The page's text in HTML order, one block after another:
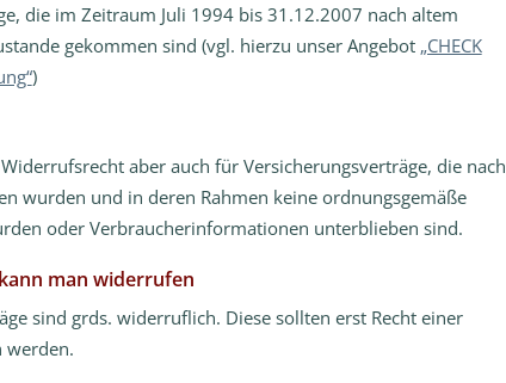
die im Zeitraum Juli 1994 bis 31.12.2007 nach altem
gekommen sind (vgl. hierzu unser Angebot „CHECK
)
aber auch für Versicherungsverträge, die nach
wurden und in deren Rahmen keine ordnungsgemäße
oder Verbraucherinformationen unterblieben sind.
man widerrufen
sind grds. widerruflich. Diese sollten erst Recht einer
werden.